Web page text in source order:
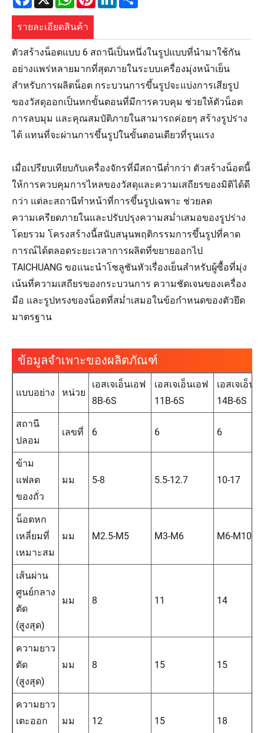
รายละเอียดสินค้า
ตัวสร้างน็อตแบบ 6 สถานีเป็นหนึ่งในรูปแบบที่นำมาใช้กัน
อย่างแพร่หลายมากที่สุดภายในระบบเครื่องมุ่งหน้าเย็น
สำหรับการผลิตน็อต กระบวนการขึ้นรูปจะแบ่งการเสียรูป
ของวัสดุออกเป็นหกขั้นตอนที่มีการควบคุม ช่วยให้ตัวน็อต
การลบมุม และคุณสมบัติภายในสามารถค่อยๆ สร้างรูปร่าง
ได้ แทนที่จะผ่านการขึ้นรูปในขั้นตอนเดียวที่รุนแรง
เมื่อเปรียบเทียบกับเครื่องจักรที่มีสถานีต่ำกว่า ตัวสร้างน็อตนี้
ให้การควบคุมการไหลของวัสดุและความเสถียรของมิติได้ดี
กว่า แต่ละสถานีทำหน้าที่การขึ้นรูปเฉพาะ ช่วยลด
ความเครียดภายในและปรับปรุงความสม่ำเสมอของรูปร่าง
โดยรวม โครงสร้างนี้สนับสนุนพฤติกรรมการขึ้นรูปที่คาด
การณ์ได้ตลอดระยะเวลาการผลิตที่ขยายออกไป
TAICHUANG ขอแนะนำโซลูชันหัวเรื่องเย็นสำหรับผู้ซื้อที่มุ่ง
เน้นที่ความเสถียรของกระบวนการ ความชัดเจนของเครื่อง
มือ และรูปทรงของน็อตที่สม่ำเสมอในข้อกำหนดของตัวยึด
มาตรฐาน
ข้อมูลจำเพาะของผลิตภัณฑ์
แบบอย่าง หน่วย
เอสเจเอ็นเอฟ
8B-6S
เอสเจเอ็นเอฟ
11B-6S
เอสเจเอ็นเ
14B-6S
สถานี
ปลอม
เลขที่ 6 6 6
ข้าม
แฟลต
ของถั่ว
มม 5-8 5.5-12.7 10-17
น็อตหก
เหลี่ยมที่
เหมาะสม
มม M2.5-M5 M3-M6 M6-M10
เส้นผ่าน
ศูนย์กลาง
ตัด
(สูงสุด)
มม 8 11 14
ความยาว
ตัด
(สูงสุด)
มม 8 15 15
ความยาว
เตะออก
มม 12 15 18